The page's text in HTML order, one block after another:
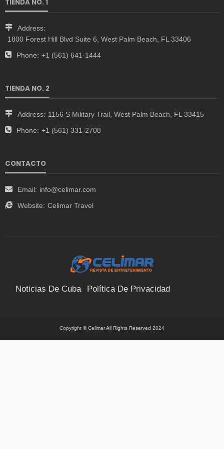
TIENDA NO. 1
Address:
1800 Forest Hill Blvd Suite 6, West Palm Beach, FL 33406
Phone: +1 (561) 641-1444
TIENDA NO. 2
Address: 1156 S Military Trail, West Palm Beach, FL 33415
Phone: +1 (561) 331-2708
CONTACTO
Email: info@celimar.com
Website: Celimar Travel
Noticias De Cuba Política De Privacidad
Copyright © Celimar All Rights Reserved 2024